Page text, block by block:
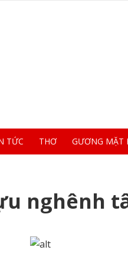
TỨC THƠ GƯƠNG MẶT
nghênh